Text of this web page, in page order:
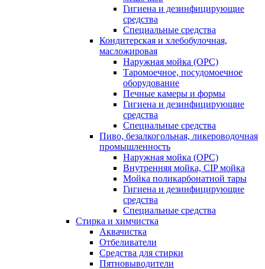
Гигиена и дезинфицирующие
средства
Специальные средства
Кондитерская и хлебобулочная,
масложировая
Наружная мойка (ОРС)
Таромоечное, посудомоечное
оборудование
Печные камеры и формы
Гигиена и дезинфицирующие
средства
Специальные средства
Пиво, безалкогольная, ликероводочная
промышленность
Наружная мойка (ОРС)
Внутренняя мойка, CIP мойка
Мойка поликарбонатной тары
Гигиена и дезинфицирующие
средства
Специальные средства
Стирка и химчистка
Аквачистка
Отбеливатели
Средства для стирки
Пятновыводители